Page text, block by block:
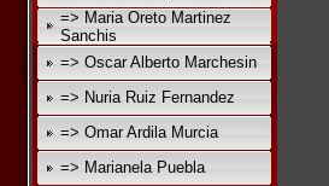
=> Maria Oreto Martinez
Sanchis
=> Oscar Alberto Marchesin
=> Nuria Ruiz Fernandez
=> Omar Ardila Murcia
=> Marianela Puebla